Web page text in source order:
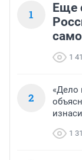
1
Еще
1
2
«Дело
1